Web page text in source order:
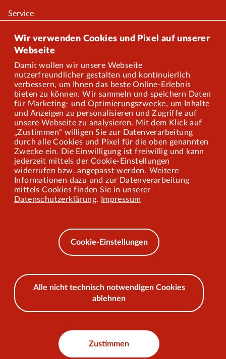
Wir verwenden Cookies und Pixel auf unserer
Webseite
Damit wollen wir unsere Webseite
nutzerfreundlicher gestalten und kontinuierlich
verbessern, um Ihnen das beste Online-Erlebnis
bieten zu können. Wir sammeln und speichern Daten
für Marketing- und Optimierungszwecke, um Inhalte
und Anzeigen zu personalisieren und Zugriffe auf
unsere Webseite zu analysieren. Mit dem Klick auf
„Zustimmen“ willigen Sie zur Datenverarbeitung
durch alle Cookies und Pixel für die oben genannten
Zwecke ein. Die Einwilligung ist freiwillig und kann
jederzeit mittels der Cookie-Einstellungen
widerrufen bzw. angepasst werden. Weitere
Informationen dazu und zur Datenverarbeitung
mittels Cookies finden Sie in unserer
Datenschutzerklärung. Impressum
Cookie-Einstellungen
Alle nicht technisch notwendigen Cookies
ablehnen
Zustimmen
Service
Onlineshop
Über uns
Karriere
Presse
Mitarbeiterportal
Barrierefreiheit
Mobilität lernen